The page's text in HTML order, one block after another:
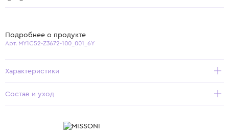
Подробнее о продукте
Арт. MY1C52-Z3672-100_001_6Y
Характеристики
Состав и уход